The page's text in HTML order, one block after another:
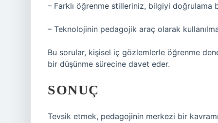
– Farklı öğrenme stilleriniz, bilgiyi doğrulama
– Teknolojinin pedagojik araç olarak
Bu sorular, kişisel iç gözlemlerle öğrenme
bir düşünme sürecine davet eder.
SONUÇ
Tevsik etmek, pedagojinin merkezi bir